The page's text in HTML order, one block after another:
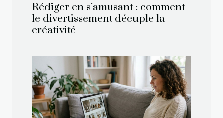
Rédiger en s’amusant : comment
le divertissement décuple la
créativité